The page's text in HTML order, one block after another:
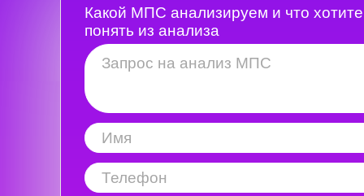
Какой МПС анализируем и что хотите
понять из анализа